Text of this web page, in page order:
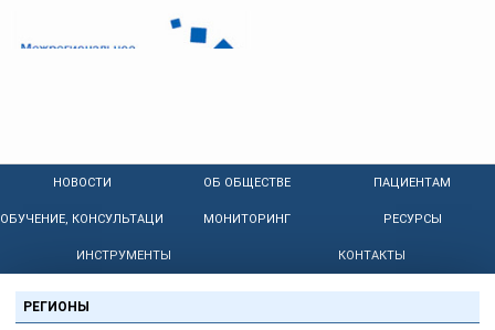
НОВОСТИ ОБ ОБЩЕСТВЕ ПАЦИЕНТАМ
ОБУЧЕНИЕ, КОНСУЛЬТАЦИИ МОНИТОРИНГ РЕСУРСЫ
ИНСТРУМЕНТЫ КОНТАКТЫ
РЕГИОНЫ